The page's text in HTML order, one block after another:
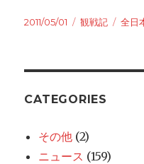
Posted
2011/05/01 Categories
観戦記 Tags
全日
CATEGORIES
その他 (2)
ニュース (159)